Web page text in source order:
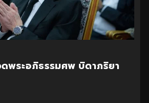
พระอภิธรรมศพ บิดาภริยา